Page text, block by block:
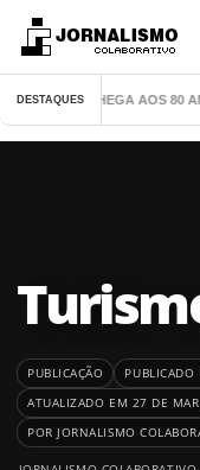
DESTAQUES
MIL LIVROS CHEGA AOS 80
PUBLICAÇÃO
ATUALIZADO EM 27 DE
POR JORNALISMO